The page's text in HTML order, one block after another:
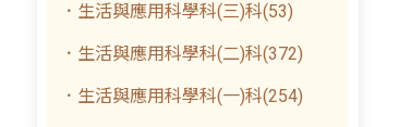
．生活與應用科學科(三)科(53)
．生活與應用科學科(二)科(372)
．生活與應用科學科(一)科(254)